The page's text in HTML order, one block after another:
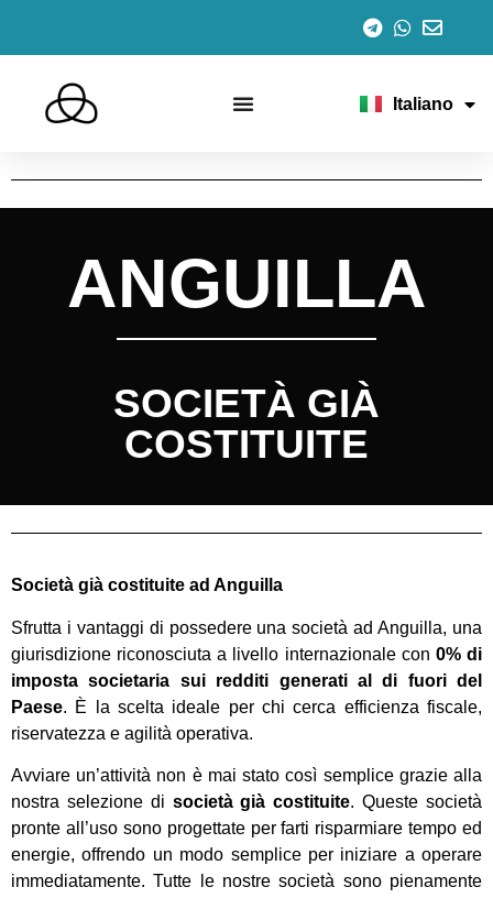
Italiano
English
Português
Deutsch
ANGUILLA
SOCIETÀ GIÀ
COSTITUITE
Società già costituite ad Anguilla
Sfrutta i vantaggi di possedere una società ad Anguilla, una
giurisdizione riconosciuta a livello internazionale con 0% di
imposta societaria sui redditi generati al di fuori del
Paese. È la scelta ideale per chi cerca efficienza fiscale,
riservatezza e agilità operativa.
Avviare un’attività non è mai stato così semplice grazie alla
nostra selezione di società già costituite. Queste società
pronte all’uso sono progettate per farti risparmiare tempo ed
energie, offrendo un modo semplice per iniziare a operare
immediatamente. Tutte le nostre società sono pienamente